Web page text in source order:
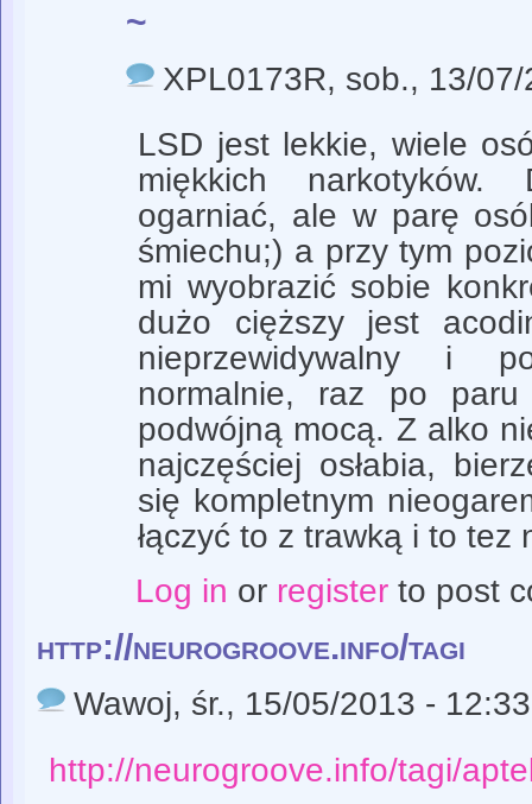
~
XPL0173R, sob., 13/
LSD jest lekkie, wiele
miękkich
ogarniać, ale w parę
śmiechu;) a przy tym
mi wyobrazić sobie
dużo cięższy jest
nieprzewidywalny i
normalnie, raz po
podwójną mocą. Z alko
najczęściej osłabia,
się kompletnym
łączyć to z trawką i to tez
Log in or registerto post
http://neurogroove.info/tagi
Wawoj, śr., 15/05/2013 - 12:33
http://neurogroove.info/tagi/